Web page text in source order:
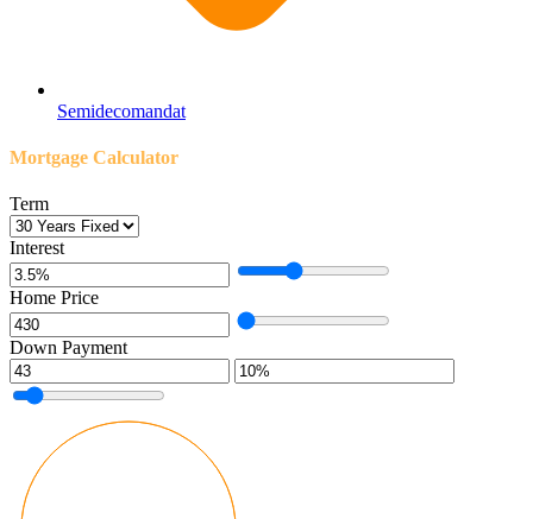
Semidecomandat
Mortgage Calculator
Term
Interest
Home Price
Down Payment